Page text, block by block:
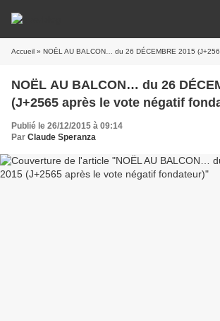
Accueil » NOËL AU BALCON… du 26 DÉCEMBRE 2015 (J+2565
NOËL AU BALCON… du 26
(J+2565 après le vote négatif
Publié le 26/12/2015 à 09:14
Par Claude Speranza